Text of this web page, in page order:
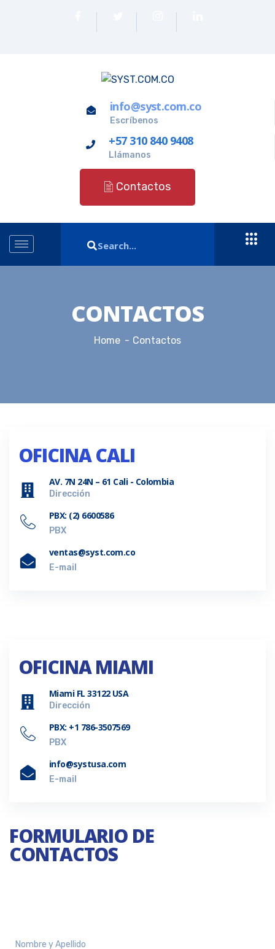
info@syst.com.co
Escríbenos
+57 310 840 9408
Llámanos
Contactos
CONTACTOS
Home Contactos
OFICINA CALI
AV. 7N 24N – 61 Cali - Colombia
Dirección
PBX: (2) 6600586
PBX
ventas@syst.com.co
E-mail
OFICINA MIAMI
Miami FL 33122 USA
Dirección
PBX: +1 786-3507569
PBX
info@systusa.com
E-mail
FORMULARIO DE
CONTACTOS